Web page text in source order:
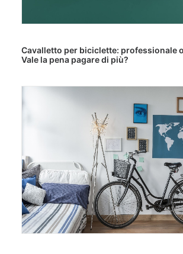
Cavalletto per biciclette: professionale
Vale la pena pagare di più?